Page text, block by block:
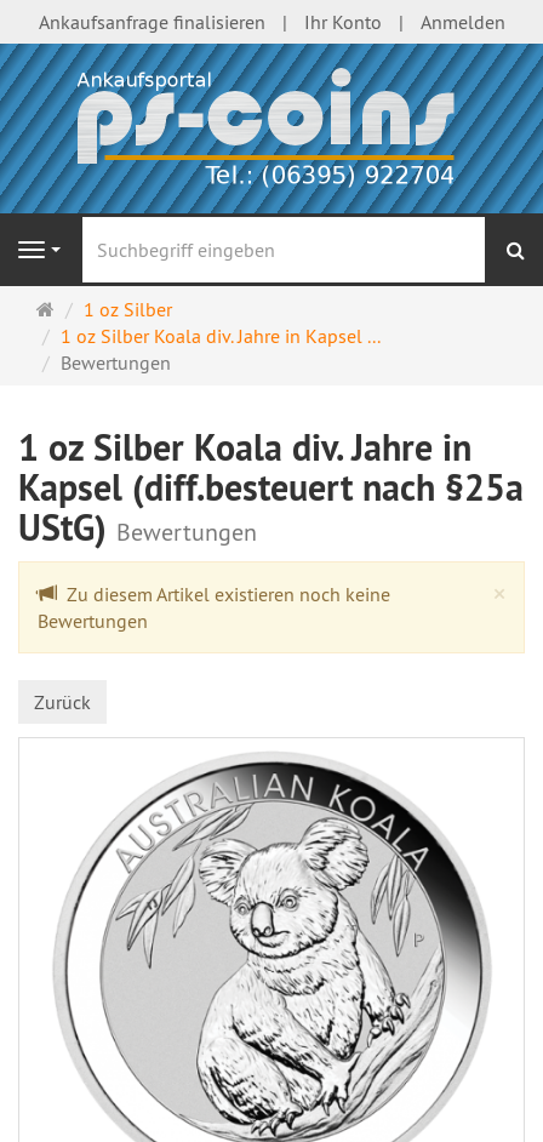
Ankaufsanfrage finalisieren Ihr Konto Anmelden
Navigation
Startseite
1 oz Silber
1 oz Silber Koala div. Jahre in Kapsel ...
Bewertungen
1 oz Silber Koala div. Jahre in
Kapsel (diff.besteuert nach §25a
UStG) Bewertungen
×
Zu diesem Artikel existieren noch keine
Bewertungen
Zurück